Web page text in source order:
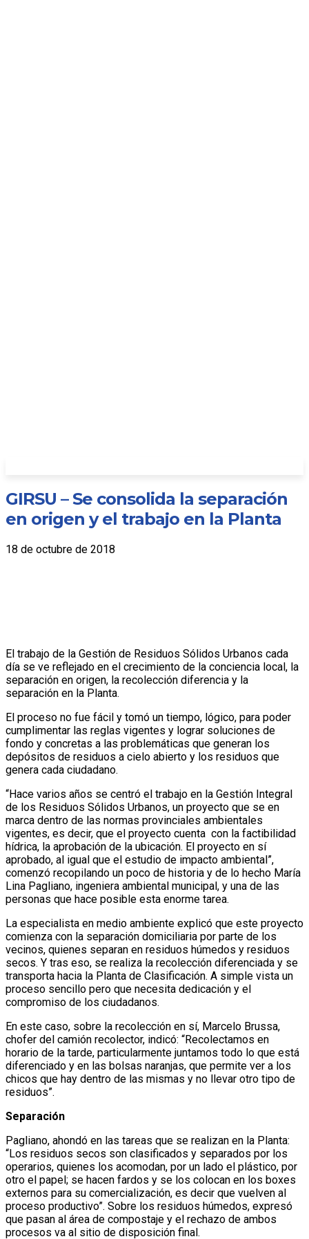
GIRSU – Se consolida la separación
en origen y el trabajo en la Planta
18 de octubre de 2018
El trabajo de la Gestión de Residuos Sólidos Urbanos cada
día se ve reflejado en el crecimiento de la conciencia local, la
separación en origen, la recolección diferencia y la
separación en la Planta.
El proceso no fue fácil y tomó un tiempo, lógico, para poder
cumplimentar las reglas vigentes y lograr soluciones de
fondo y concretas a las problemáticas que generan los
depósitos de residuos a cielo abierto y los residuos que
genera cada ciudadano.
“Hace varios años se centró el trabajo en la Gestión Integral
de los Residuos Sólidos Urbanos, un proyecto que se en
marca dentro de las normas provinciales ambientales
vigentes, es decir, que el proyecto cuenta con la factibilidad
hídrica, la aprobación de la ubicación. El proyecto en sí
aprobado, al igual que el estudio de impacto ambiental”,
comenzó recopilando un poco de historia y de lo hecho María
Lina Pagliano, ingeniera ambiental municipal, y una de las
personas que hace posible esta enorme tarea.
La especialista en medio ambiente explicó que este proyecto
comienza con la separación domiciliaria por parte de los
vecinos, quienes separan en residuos húmedos y residuos
secos. Y tras eso, se realiza la recolección diferenciada y se
transporta hacia la Planta de Clasificación. A simple vista un
proceso sencillo pero que necesita dedicación y el
compromiso de los ciudadanos.
En este caso, sobre la recolección en sí, Marcelo Brussa,
chofer del camión recolector, indicó: “Recolectamos en
horario de la tarde, particularmente juntamos todo lo que está
diferenciado y en las bolsas naranjas, que permite ver a los
chicos que hay dentro de las mismas y no llevar otro tipo de
residuos”.
Separación
Pagliano, ahondó en las tareas que se realizan en la Planta:
“Los residuos secos son clasificados y separados por los
operarios, quienes los acomodan, por un lado el plástico, por
otro el papel; se hacen fardos y se los colocan en los boxes
externos para su comercialización, es decir que vuelven al
proceso productivo”. Sobre los residuos húmedos, expresó
que pasan al área de compostaje y el rechazo de ambos
procesos va al sitio de disposición final.